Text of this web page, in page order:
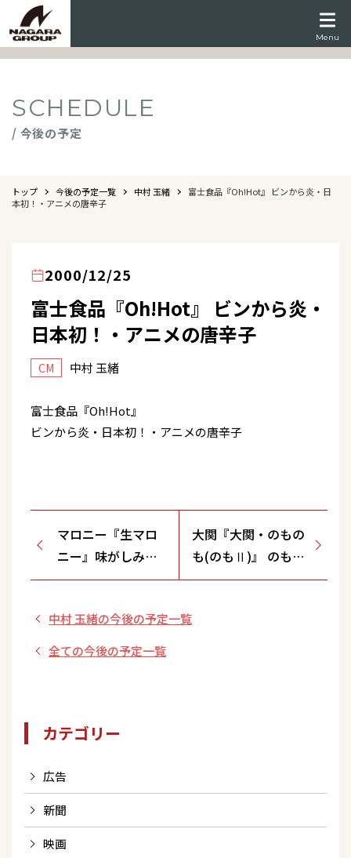
Menu
SCHEDULE
/ 今後の予定
トップ 今後の予定一覧 中村 玉緒
富士食品『Oh!Hot』 ビンから炎・日
本初！・アニメの唐辛子
2000/12/25
富士食品『Oh!Hot』 ビンから炎・
日本初！・アニメの唐辛子
CM 中村 玉緒
富士食品『Oh!Hot』
ビンから炎・日本初！・アニメの唐辛子
マロニー『生マロ
ニー』味がしみて
美味しくなった
大関『大関・のもの
も(のもⅡ)』 のもの
も飲んではれほろ・
中村 玉緒の今後の予定一覧
全ての今後の予定一覧
カテゴリー
広告
新聞
映画